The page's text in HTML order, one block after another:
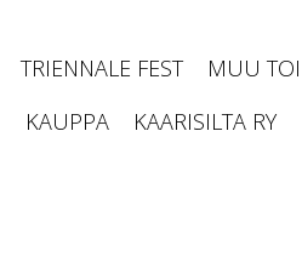
TRIENNALE FEST
MUU
KAUPPA
KAARISILTA RY